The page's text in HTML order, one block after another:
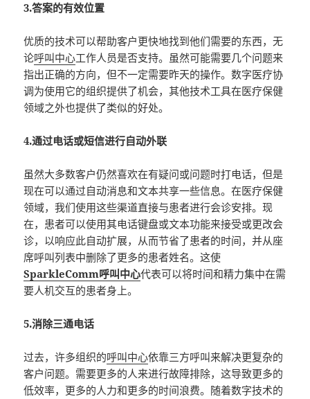
3.答案的有效位置
优质的技术可以帮助客户更快地找到他们需要的东西，无
论呼叫中心工作人员是否支持。虽然可能需要几个问题来
指出正确的方向，但不一定需要昨天的操作。数字医疗协
调为使用它的组织提供了机会，其他技术工具在医疗保健
领域之外也提供了类似的好处。
4.通过电话或短信进行自动外联
虽然大多数客户仍然喜欢在有疑问或问题时打电话，但是
现在可以通过自动消息和文本共享一些信息。在医疗保健
领域，我们使用这些渠道直接与患者进行会诊安排。现
在，患者可以使用其电话键盘或文本功能来接受或更改会
诊，以响应此自动扩展，从而节省了患者的时间，并从座
席呼叫列表中删除了更多的患者姓名。这使
SparkleComm呼叫中心代表可以将时间和精力集中在需
要人机交互的患者身上。
5.消除三通电话
过去，许多组织的呼叫中心依靠三方呼叫来解决更复杂的
客户问题。需要更多的人来进行故障排除，这导致更多的
低效率，更多的人力和更多的时间浪费。随着数字技术的